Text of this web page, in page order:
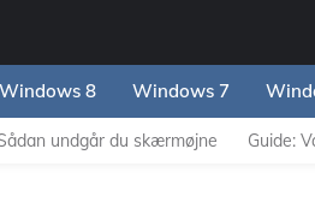
Windows 8 Windows 7
undgår du skærmøjne Guide: